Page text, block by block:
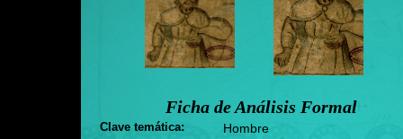
Ficha de Análisis Formal
Clave temática: Hombre